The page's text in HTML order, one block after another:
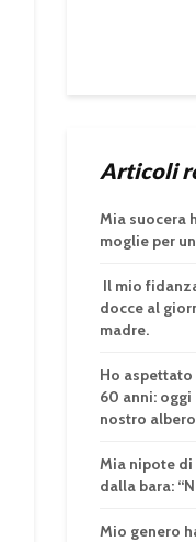
Articoli
Mia suocera
moglie per
Il mio
docce al
madre.
Ho
60 anni:
nostro albero
Mia nipote di
dalla bara:
Mio genero